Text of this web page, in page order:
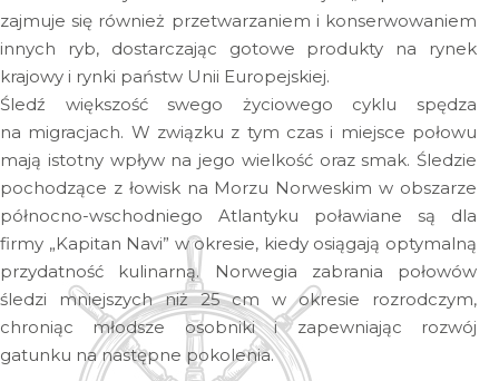
zajmuje się również przetwarzaniem i konserwowaniem
innych ryb, dostarczając gotowe produkty na rynek
krajowy i rynki państw Unii Europejskiej.
Śledź większość swego życiowego cyklu spędza
na migracjach. W związku z tym czas i miejsce połowu
mają istotny wpływ na jego wielkość oraz smak. Śledzie
pochodzące z łowisk na Morzu Norweskim w obszarze
północno-wschodniego Atlantyku poławiane są dla
firmy „Kapitan Navi” w okresie, kiedy osiągają optymalną
przydatność kulinarną. Norwegia zabrania połowów
śledzi mniejszych niż 25 cm w okresie rozrodczym,
chroniąc młodsze osobniki i zapewniając rozwój
gatunku na następne pokolenia.